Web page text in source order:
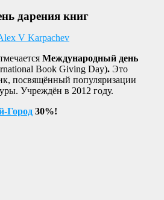
дарения книг
V Karpachev
Международный день
Book Giving Day). Это
посвящённый популяризации
Учреждён в 2012 году.
Город 30%!